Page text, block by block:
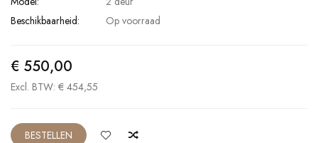
Beschikbaarheid:
Op voorraad
€ 550,00
Excl. BTW: € 454,55
BESTELLEN